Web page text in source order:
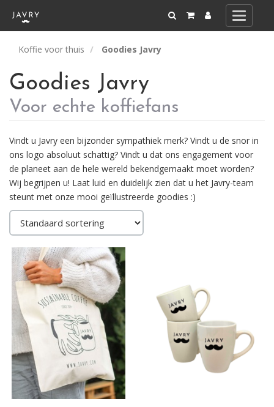
Toggle
Koffie voor thuis
Goodies Javry
Goodies Javry
Voor echte koffiefans
Vindt u Javry een bijzonder sympathiek merk? Vindt u de snor in
ons logo absoluut schattig? Vindt u dat ons engagement voor
de planeet aan de hele wereld bekendgemaakt moet worden?
Wij begrijpen u! Laat luid en duidelijk zien dat u het Javry-team
steunt met onze mooi geïllustreerde goodies :)